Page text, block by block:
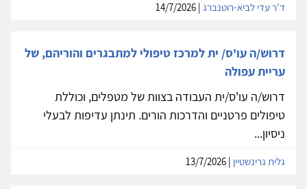
ד'ר עדי לביא-רוטנברג
דרוש/ה עו'ס/ ית למרכז טיפולי למתבגרים והוריהם, של
עריית עפולה
דרוש/ה עו'ס/ית העבודה בצוות של מטפלים, וכוללת
טיפולים פרטניים והדרכות הורים. תינתן עדיפות לבעלי
ניסיון...
גלית גרינשטיין